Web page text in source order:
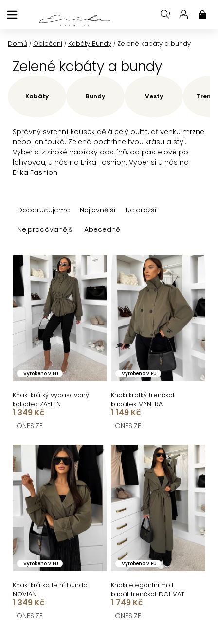
na
Domů / Oblečení / Kabáty Bundy / Zelené kabáty a bundy
Zelené kabáty a bundy
Správný svrchní kousek dělá celý outfit, ať venku mrzne
nebo jen fouká. Zelená podtrhne tvou krásu a styl.
Vyber si z široké nabídky odstínů, od pastelové po
lahvovou, u nás na Erika Fashion. Vyber si u nás na
Erika Fashion.
Kabáty Bundy Vesty
a
n
r
o
d
k
t
ů
Doporučujeme Nejlevnější
Nejdražší
Nejprodávanější
Abecedně
p
i
s
p
o
d
u
k
ů
Vyrobeno v EU
Khaki krátký vypasovaný
kabátek ZAYLEN
1 349 Kč
ONESIZE
Vyrobeno v EU
Khaki krátký trenčkot
kabátek MYNTRA
1 149 Kč
ONESIZE
Vyrobeno v EU
Khaki krátká letní bunda
NOVIAN
1 349 Kč
ONESIZE
Vyrobeno v EU
Khaki elegantní midi
kabát trenčkot DOLIVAT
1 749 Kč
ONESIZE